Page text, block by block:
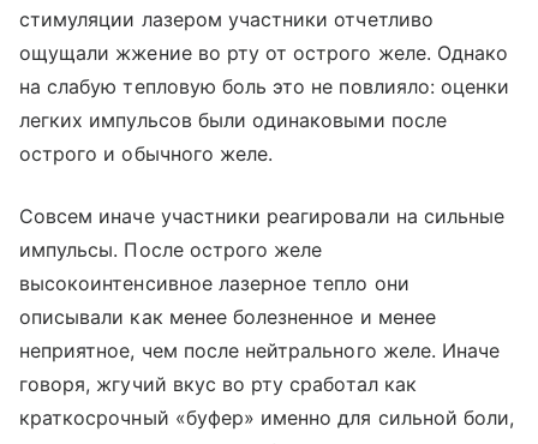
стимуляции лазером участники отчетливо
ощущали жжение во рту от острого желе. Однако
на слабую тепловую боль это не повлияло: оценки
легких импульсов были одинаковыми после
острого и обычного желе.
Совсем иначе участники реагировали на сильные
импульсы. После острого желе
высокоинтенсивное лазерное тепло они
описывали как менее болезненное и менее
неприятное, чем после нейтрального желе. Иначе
говоря, жгучий вкус во рту сработал как
краткосрочный «буфер» именно для сильной боли,